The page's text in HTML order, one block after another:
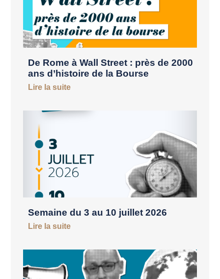
De Rome à Wall Street : près de 2000
ans d’histoire de la Bourse
Lire la suite
Semaine du 3 au 10 juillet 2026
Lire la suite